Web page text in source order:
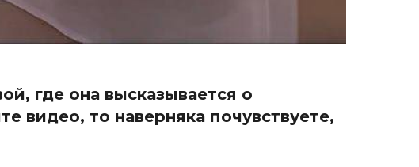
где она высказывается о
видео, то наверняка почувствуете,